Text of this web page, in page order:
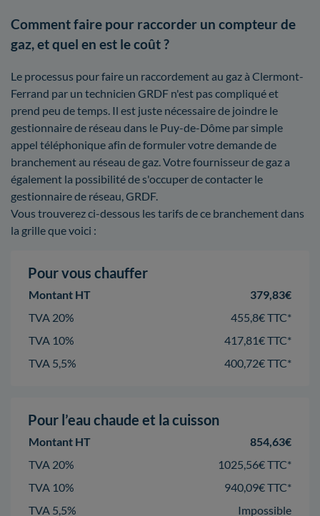
Comment faire pour raccorder un compteur de
gaz, et quel en est le coût ?
Le processus pour faire un raccordement au gaz à Clermont-
Ferrand par un technicien GRDF n'est pas compliqué et
prend peu de temps. Il est juste nécessaire de joindre le
gestionnaire de réseau dans le Puy-de-Dôme par simple
appel téléphonique afin de formuler votre demande de
branchement au réseau de gaz. Votre fournisseur de gaz a
également la possibilité de s'occuper de contacter le
gestionnaire de réseau, GRDF.
Vous trouverez ci-dessous les tarifs de ce branchement dans
la grille que voici :
Pour vous chauffer
Montant HT
379,83€
TVA 20%
455,8€ TTC*
TVA 10%
417,81€ TTC*
TVA 5,5%
400,72€ TTC*
Pour l’eau chaude et la cuisson
Montant HT
854,63€
TVA 20%
1025,56€ TTC*
TVA 10%
940,09€ TTC*
TVA 5,5%
Impossible